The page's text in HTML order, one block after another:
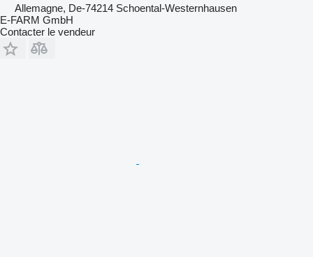
Allemagne, De-74214 Schoental-Westernhausen
E-FARM GmbH
Contacter le vendeur